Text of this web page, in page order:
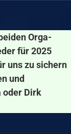
Orga-
für 2025
uns zu sichern
und
oder Dirk